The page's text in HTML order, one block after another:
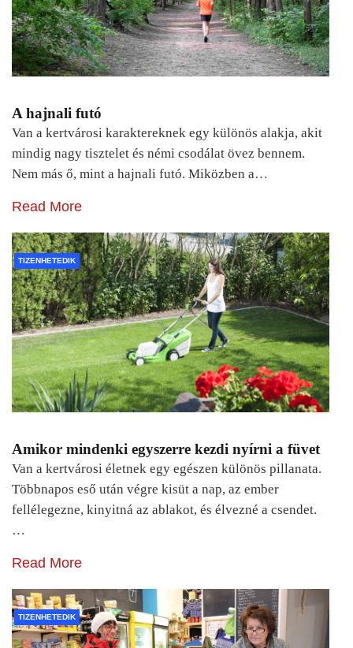
A hajnali futó
Van a kertvárosi karaktereknek egy különös alakja, akit
mindig nagy tisztelet és némi csodálat övez bennem.
Nem más ő, mint a hajnali futó. Miközben a…
Read More
TIZENHETEDIK
Amikor mindenki egyszerre kezdi nyírni a füvet
Van a kertvárosi életnek egy egészen különös pillanata.
Többnapos eső után végre kisüt a nap, az ember
fellélegezne, kinyitná az ablakot, és élvezné a csendet.
…
Read More
TIZENHETEDIK